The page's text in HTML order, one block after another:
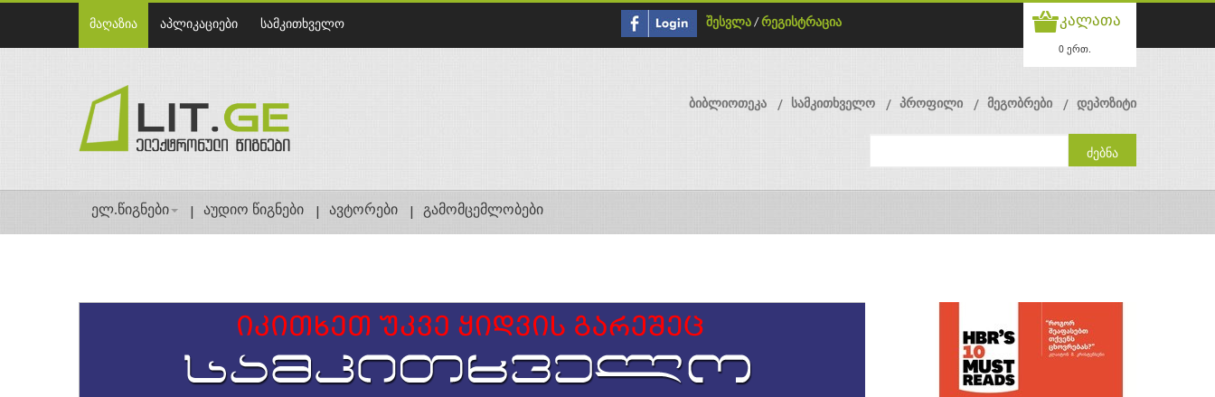
მაღაზია აპლიკაციები სამკითხველო შესვლა / რეგისტრაცია კალათა
0 ერთ.
ბიბლიოთეკა სამკითხველო პროფილი მეგობრები დეპოზიტი
ელ.წიგნები აუდიო წიგნები ავტორები გამომცემლობები